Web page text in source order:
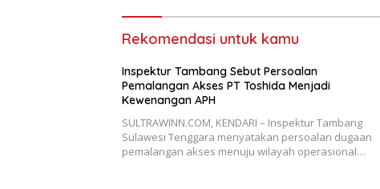
Rekomendasi untuk kamu
Inspektur Tambang Sebut Persoalan
Pemalangan Akses PT Toshida Menjadi
Kewenangan APH
SULTRAWINN.COM, KENDARI – Inspektur Tambang
Sulawesi Tenggara menyatakan persoalan dugaan
pemalangan akses menuju wilayah operasional…